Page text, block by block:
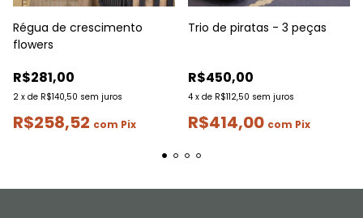
Régua de crescimento
flowers
R$281,00
2 x de R$140,50 sem juros
R$258,52 com Pix
Trio de piratas - 3 peças
R$450,00
4 x de R$112,50 sem juros
R$414,00 com Pix